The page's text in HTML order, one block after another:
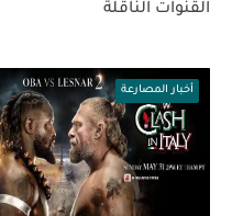
القنوات الناقلة
أخبار المصارعة